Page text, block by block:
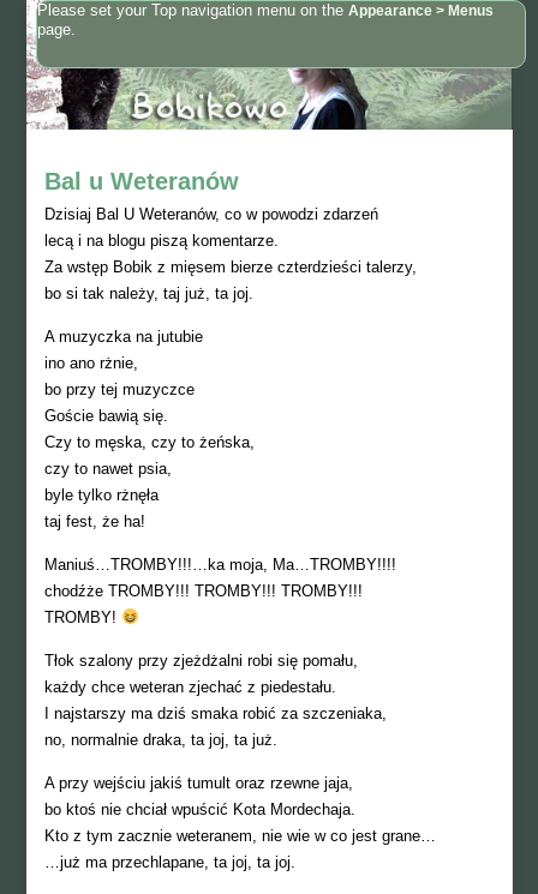
Please set your Top navigation menu on the Appearance > Menus
page.
Bal u Weteranów
Dzisiaj Bal U Weteranów, co w powodzi zdarzeń
lecą i na blogu piszą komentarze.
Za wstęp Bobik z mięsem bierze czterdzieści talerzy,
bo si tak należy, taj już, ta joj.
A muzyczka na jutubie
ino ano rżnie,
bo przy tej muzyczce
Goście bawią się.
Czy to męska, czy to żeńska,
czy to nawet psia,
byle tylko rżnęła
taj fest, że ha!
Maniuś…TROMBY!!!…ka moja, Ma…TROMBY!!!!
chodźże TROMBY!!! TROMBY!!! TROMBY!!!
TROMBY!
Tłok szalony przy zjeżdżalni robi się pomału,
każdy chce weteran zjechać z piedestału.
I najstarszy ma dziś smaka robić za szczeniaka,
no, normalnie draka, ta joj, ta już.
A przy wejściu jakiś tumult oraz rzewne jaja,
bo ktoś nie chciał wpuścić Kota Mordechaja.
Kto z tym zacznie weteranem, nie wie w co jest grane…
…już ma przechlapane, ta joj, ta joj.